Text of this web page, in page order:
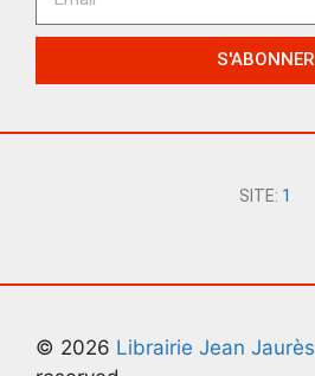
S'ABONNER
SITE: 1
© 2026 Librairie Jean Jaurès